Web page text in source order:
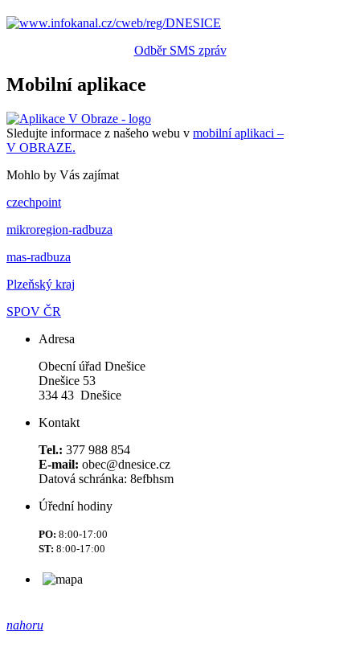
Odběr SMS zpráv
Mobilní aplikace
Sledujte informace z našeho webu v mobilní aplikaci –
V OBRAZE.
Mohlo by Vás zajímat
czechpoint
mikroregion-radbuza
mas-radbuza
Plzeňský kraj
SPOV ČR
Adresa
Obecní úřad Dnešice
Dnešice 53
334 43 Dnešice
Kontakt
Tel.: 377 988 854
E-mail: obec@dnesice.cz
Datová schránka: 8efbhsm
Úřední hodiny
PO: 8:00-17:00
ST: 8:00-17:00
nahoru